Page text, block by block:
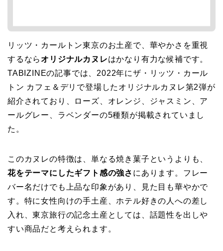
リッツ・カールトン東京のお土産で、華やかさを重視
するなら オリジナルカヌレはかなり有力な候補です。
TABIZINEの記事では、2022年にザ・リッツ・カール
トン カフェ＆デリで登場したオリジナルカヌレ第2弾が
紹介されており、ローズ、オレンジ、ジャスミン、ア
ールグレー、ラベンダーの5種類が掲載されていまし
た。
このカヌレの特徴は、単なる焼き菓子というよりも、
花をテーマにしたギフト感の強さ にあります。フレー
バー名だけでも上品な印象があり、見た目も華やかで
す。特に女性向けの手土産、ホテル好きの人への差し
入れ、東京旅行の記念土産としては、話題性を出しや
すい商品だと考えられます。